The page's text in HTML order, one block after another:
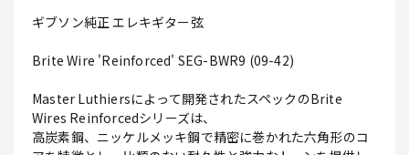
ギブソン純正 エレキギター弦
Brite Wire 'Reinforced' SEG-BWR9 (09-42)
Master Luthiersによって開発されたスペックのBrite
Wires Reinforcedシリーズは、
高炭素鋼、ニッケルメッキ鋼で精密に巻かれた六角形のコ